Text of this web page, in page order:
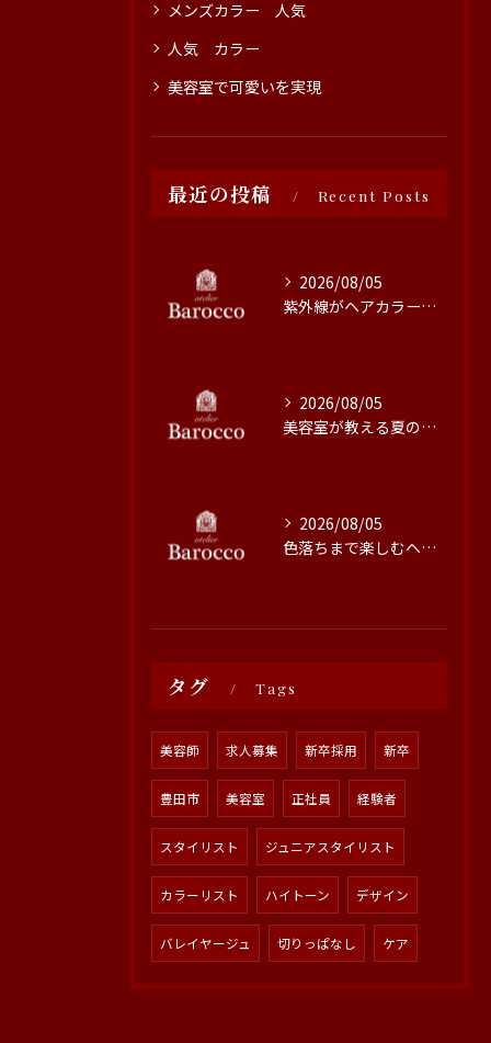
メンズカラー 人気
人気 カラー
美容室で可愛いを実現
最近の投稿 Recent Posts
2026/08/05
紫外線がヘアカラーに与える影響と対策
2026/08/05
美容室が教える夏の最旬ヘアカラー技術
2026/08/05
色落ちまで楽しむヘアカラーの秘訣
タグ Tags
美容師 求人募集 新卒採用 新卒
豊田市 美容室 正社員 経験者
スタイリスト ジュニアスタイリスト
カラーリスト ハイトーン デザイン
バレイヤージュ 切りっぱなし ケア